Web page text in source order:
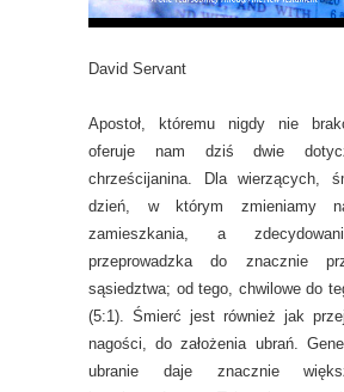
David Servant
Apostoł, któremu nigdy nie
oferuje nam dziś dwie
chrześcijanina. Dla wierzących,
dzień, w którym zmieniamy
zamieszkania, a
przeprowadzka do znacznie
sąsiedztwa; od tego, chwilowe do
(5:1). Śmierć jest również jak
nagości, do założenia ubrań.
ubranie daje znacznie